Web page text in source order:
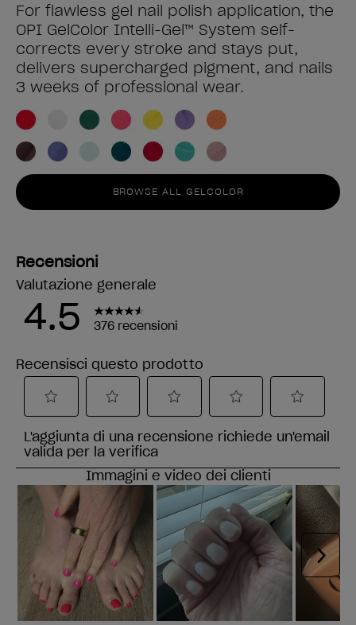
For flawless gel nail polish application, the
OPI GelColor Intelli-Gel™ System self-
corrects every stroke and stays put,
delivers supercharged pigment, and nails
3 weeks of professional wear.
BROWSE ALL GELCOLOR